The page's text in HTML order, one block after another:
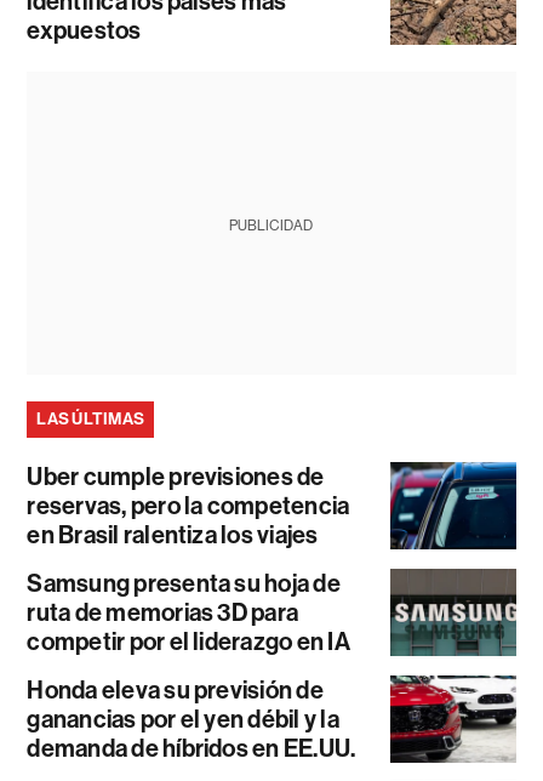
expuestos
PUBLICIDAD
LAS ÚLTIMAS
Uber cumple previsiones de
reservas, pero la competencia
en Brasil ralentiza los viajes
Samsung presenta su hoja de
ruta de memorias 3D para
competir por el liderazgo en IA
Honda eleva su previsión de
ganancias por el yen débil y la
demanda de híbridos en EE.UU.